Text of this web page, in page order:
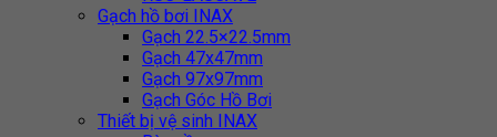
Gạch hồ bơi INAX
Gạch 22.5×22.5mm
Gạch 47x47mm
Gạch 97x97mm
Gạch Góc Hồ Bơi
Thiết bị vệ sinh INAX